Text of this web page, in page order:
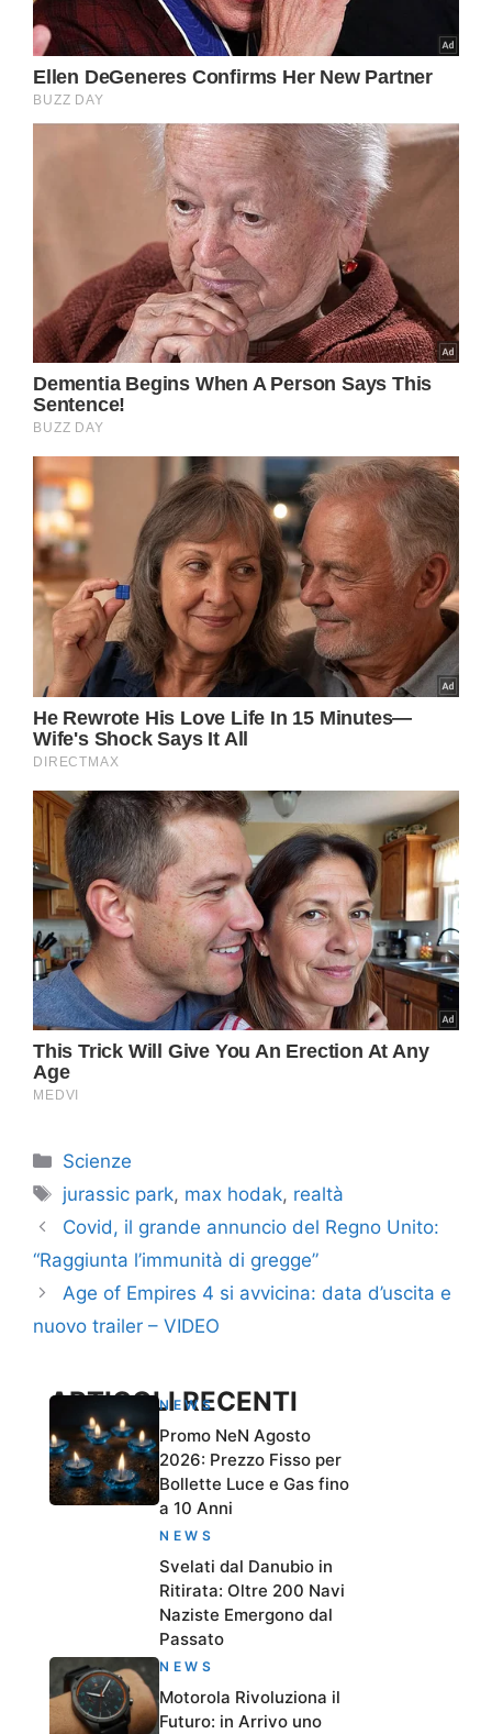
Categorie
Scienze
Tag
jurassic park, max hodak, realtà
Covid, il grande annuncio del Regno Unito:
“Raggiunta l’immunità di gregge”
Age of Empires 4 si avvicina: data d’uscita e
nuovo trailer – VIDEO
ARTICOLI RECENTI
NEWS
Promo NeN Agosto
2026: Prezzo Fisso per
Bollette Luce e Gas fino
a 10 Anni
NEWS
Svelati dal Danubio in
Ritirata: Oltre 200 Navi
Naziste Emergono dal
Passato
NEWS
Motorola Rivoluziona il
Futuro: in Arrivo uno